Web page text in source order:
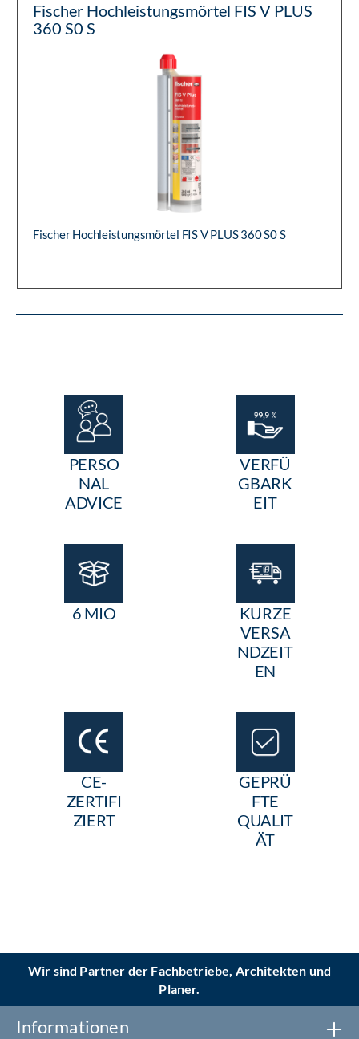
Fischer Hochleistungsmörtel FIS V PLUS
360 S0 S
Fischer Hochleistungsmörtel FIS V PLUS 360 S0 S
PERSO
NAL
ADVICE
VERFÜ
GBARK
EIT
6 MIO
KURZE
VERSA
NDZEIT
EN
CE-
ZERTIFI
ZIERT
GEPRÜ
FTE
QUALIT
ÄT
Wir sind Partner der Fachbetriebe, Architekten und
Planer.
Informationen